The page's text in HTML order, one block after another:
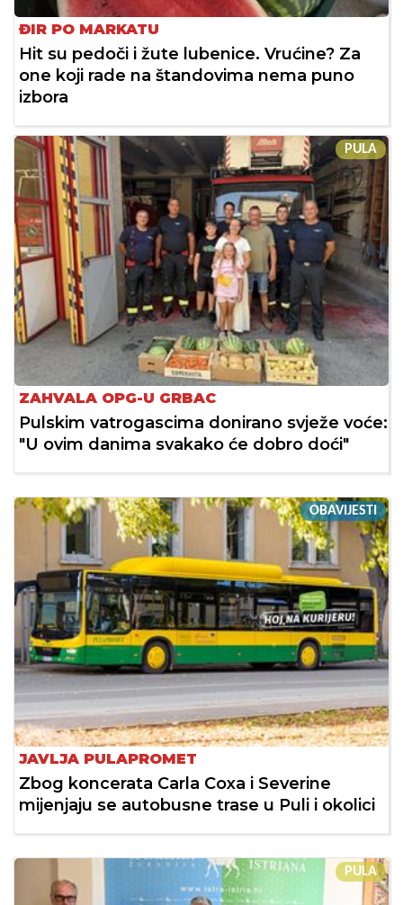
ĐIR PO MARKATU
Hit su pedoči i žute lubenice. Vrućine? Za
one koji rade na štandovima nema puno
izbora
PULA
ZAHVALA OPG-U GRBAC
Pulskim vatrogascima donirano svježe voće:
"U ovim danima svakako će dobro doći"
OBAVIJESTI
JAVLJA PULAPROMET
Zbog koncerata Carla Coxa i Severine
mijenjaju se autobusne trase u Puli i okolici
PULA